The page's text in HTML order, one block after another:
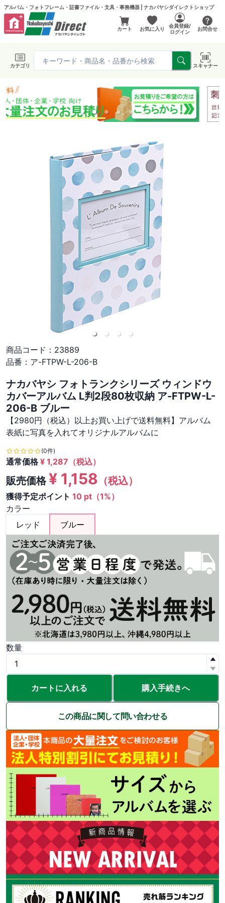
アルバム・フォトフレーム・証書ファイル・文具・事務機器 | ナカバヤシダイレクトショップ
カート お気に入り
会員登録/
ログイン
お問合せ
カテゴリ スキャナー
商品コード： 23889
品番： ア-FTPW-L-206-B
ナカバヤシ フォトランクシリーズ ウィンドウ
カバーアルバム L判2段80枚収納 ア-FTPW-L-
206-B ブルー
【2980円（税込）以上お買い上げで送料無料】アルバム
表紙に写真を入れてオリジナルアルバムに
(0件)
通常価格¥ 1,287 （税込）
販売価格¥ 1,158 （税込）
獲得予定ポイント 10 pt（1%）
カラー
レッド
ブルー
数量
カートに入れる 購入手続きへ
この商品に関して問い合わせる